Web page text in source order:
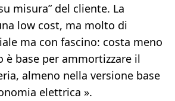
misura” del cliente. La
low cost, ma molto di
ma con fascino: costa meno
è base per ammortizzare il
almeno nella versione base
elettrica ».